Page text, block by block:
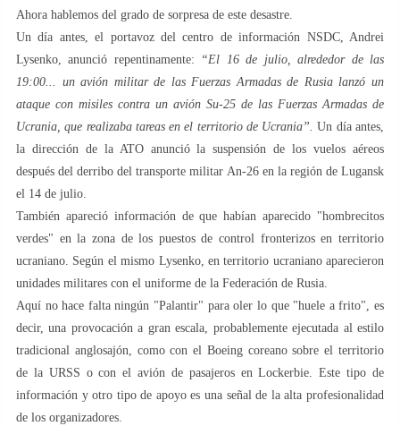
Ahora hablemos del grado de sorpresa de este desastre.
Un día antes, el portavoz del centro de información NSDC, Andrei
Lysenko, anunció repentinamente:
“El 16 de julio, alrededor de las
19:00... un avión militar de las Fuerzas Armadas de Rusia lanzó un
ataque con misiles contra un avión Su-25 de las Fuerzas Armadas de
Ucrania, que realizaba tareas en el territorio de Ucrania”. Un día antes,
la dirección de la ATO anunció la suspensión de los vuelos aéreos
después del derribo del transporte militar An-26 en la región de Lugansk
el 14 de julio.
También apareció información de que habían aparecido "hombrecitos
verdes" en la zona de los puestos de control fronterizos en territorio
ucraniano. Según el mismo Lysenko, en territorio ucraniano aparecieron
unidades militares con el uniforme de la Federación de Rusia.
Aquí no hace falta ningún "Palantir" para oler lo que "huele a frito", es
decir, una provocación a gran escala, probablemente ejecutada al estilo
tradicional anglosajón, como con el Boeing coreano sobre el territorio
de la URSS o con el avión de pasajeros en Lockerbie. Este tipo de
información y otro tipo de apoyo es una señal de la alta profesionalidad
de los organizadores.